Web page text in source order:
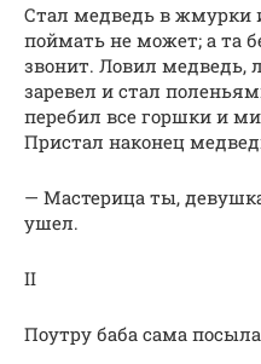
Стал медведь в жмурки
поймать не может; а та
звонит. Ловил медведь,
заревел и стал
перебил все горшки и
Пристал наконец
— Мастерица ты,
ушел.
II
Поутру баба сама